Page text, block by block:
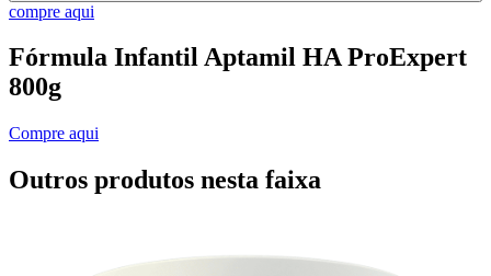
compre aqui
Fórmula Infantil Aptamil HA ProExpert
800g
Compre aqui
Outros produtos nesta faixa